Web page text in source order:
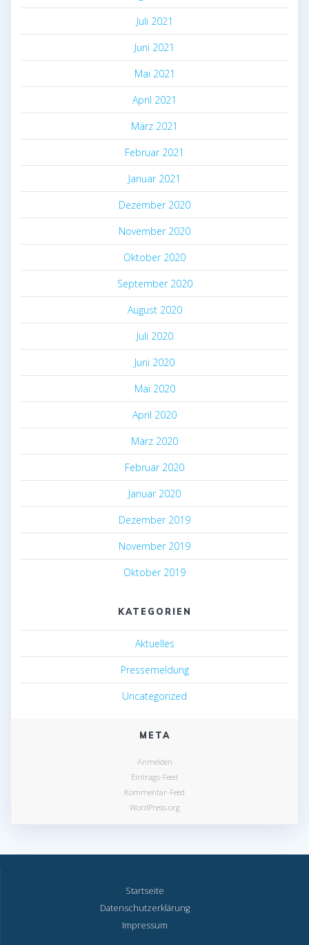
Juli 2021
Juni 2021
Mai 2021
April 2021
März 2021
Februar 2021
Januar 2021
Dezember 2020
November 2020
Oktober 2020
September 2020
August 2020
Juli 2020
Juni 2020
Mai 2020
April 2020
März 2020
Februar 2020
Januar 2020
Dezember 2019
November 2019
Oktober 2019
KATEGORIEN
Aktuelles
Pressemeldung
Uncategorized
META
Anmelden
Eintrags-Feed
Kommentar-Feed
WordPress.org
Startseite
Datenschutzerklärung
Impressum